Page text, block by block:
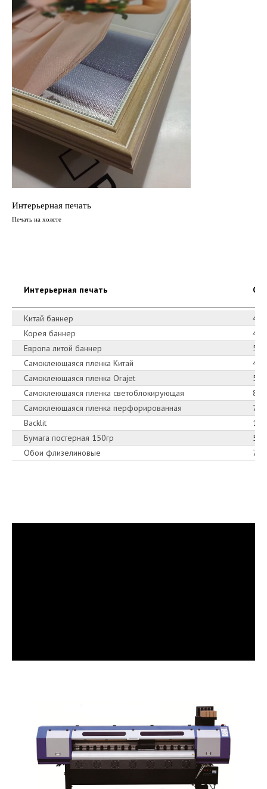
Интерьерная печать
Печать на холсте
Интерьерная печать
Китай баннер
400
Корея баннер
450
Европа литой баннер
500
Самоклеющаяся пленка Китай
450
Самоклеющаяся пленка Orajet
500
Самоклеющаяся пленка светоблокирующая
800
Самоклеющаяся пленка перфорированная
720
Backlit
Бумага постерная 150гр
500
Обои флизелиновые
700